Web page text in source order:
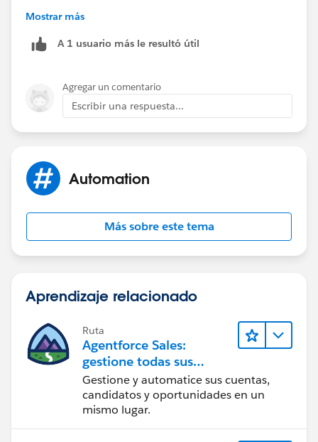
Thanks
Mostrar más
A 1 usuario más le resultó útil
Agregar un comentario
Escribir una respuesta...
Automation
Más sobre este tema
Aprendizaje relacionado
Ruta
Agentforce Sales:
gestione todas sus
operaciones de ventas
Gestione y automatice sus cuentas,
candidatos y oportunidades en un
mismo lugar.